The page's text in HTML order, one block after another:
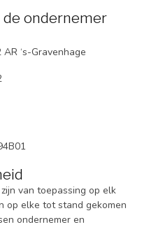
ondernemer
‘s-Gravenhage
van toepassing op elk
op elke tot stand gekomen
ondernemer en